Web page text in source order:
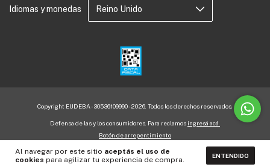
Al navegar por este sitio aceptás el uso de
cookies para agilizar tu experiencia de compra. ENTENDIDO
Idiomas y monedas
Copyright EUDEBA - 30536109990 - 2026. Todos los derechos reservados.
Defensa de las y los consumidores. Para reclamos ingresá acá.
Botón de arrepentimiento